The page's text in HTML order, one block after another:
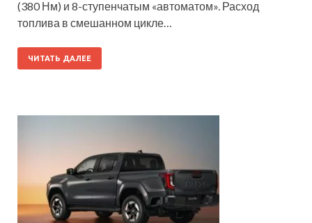
(380 Нм) и 8-ступенчатым «автоматом». Расход
топлива в смешанном цикле…
ЧИТАТЬ ДАЛЕЕ